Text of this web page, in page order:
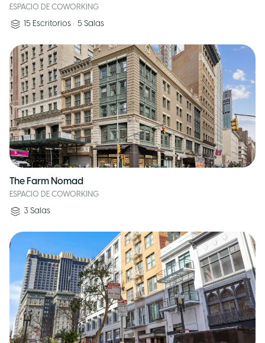
ESPACIO DE COWORKING
15 Escritorios • 5 Salas
The Farm Nomad
ESPACIO DE COWORKING
3 Salas